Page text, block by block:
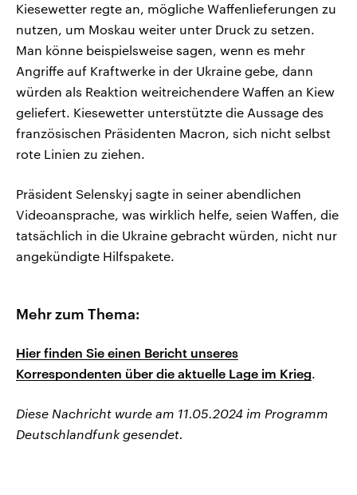
Kiesewetter regte an, mögliche Waffenlieferungen zu
nutzen, um Moskau weiter unter Druck zu setzen.
Man könne beispielsweise sagen, wenn es mehr
Angriffe auf Kraftwerke in der Ukraine gebe, dann
würden als Reaktion weitreichendere Waffen an Kiew
geliefert. Kiesewetter unterstützte die Aussage des
französischen Präsidenten Macron, sich nicht selbst
rote Linien zu ziehen.
Präsident Selenskyj sagte in seiner abendlichen
Videoansprache, was wirklich helfe, seien Waffen, die
tatsächlich in die Ukraine gebracht würden, nicht nur
angekündigte Hilfspakete.
Mehr zum Thema:
Hier finden Sie einen Bericht unseres
Korrespondenten über die aktuelle Lage im Krieg.
Diese Nachricht wurde am 11.05.2024 im Programm
Deutschlandfunk gesendet.